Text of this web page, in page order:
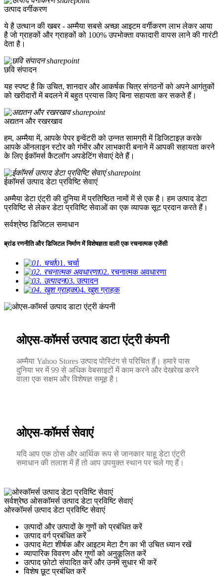
उत्पाद वर्गीकरण
ये है उत्थान की खबर - अम्मैया सबसे अच्छा आइटम वर्गीकरण लाभ लेकर आया
है जो ग्राहकों और ग्राहकों को 100% उपभोक्ता वफादारी वापस लाने की गारंटी
देता है।
छवि संपादन
यह स्पष्ट है कि उचित, शानदार और आकर्षक चित्र संगठनों को अपने आगंतुकों
को खरीदारों में बदलने में बहुत प्रयास किए बिना सहायता कर सकते हैं।
अद्यतन और रखरखाव
हम, अम्मैया में, आपके पेपर इन्वेंटरी को उन्नत सामग्री में डिजिटाइज़ करके
आपके ऑनलाइन स्टोर को गंभीर और लाभकारी बनाने में आपकी सहायता करने
के लिए ईकॉमर्स कैटलॉग अपडेटिंग सेवाएं देते हैं।
ईकॉमर्स उत्पाद डेटा प्रविष्टि सेवाएं
अम्मैया डेटा एंट्री की दुनिया में प्रतिष्ठित नामों में से एक है। हम उत्पाद डेटा
प्रविष्टि से लेकर डेटा प्रविष्टि सेवाओं का एक व्यापक सूट प्रदान करते हैं।
सर्वश्रेष्ठ डिजिटल समाधान
ब्रांड रणनीति और डिजिटल निर्माण में विशेषज्ञता वाली एक रचनात्मक एजेंसी
01. चर्चा
02. रचनात्मक अवधारणा
03. उत्पादन
04. खुश ग्राहक
ओएस-कॉमर्स उत्पाद डाटा एंट्री कंपनी
अम्मैया Yahoo Stores उत्पाद पोस्टिंग से परिचित हैं। हमारे पास
दुनिया भर में 99 से अधिक वेबसाइटों में काम करने और देखरेख करने
वाला एक सक्षम और विशेषज्ञ समूह है।
ओएस-कॉमर्स सेवाएं
यदि आप एक ठोस और आर्थिक रूप से जानकार याहू डेटा एंट्री
समाधान की तलाश में हैं तो आप उपयुक्त स्थान पर चले गए हैं।
सर्वश्रेष्ठ ओसकॉमर्स उत्पाद डेटा प्रविष्टि सेवाएं
ओस्कॉमर्स उत्पाद डेटा प्रविष्टि सेवाएं
उत्पादों और उत्पादों के गुणों को प्रबंधित करें
उत्पाद वर्ग प्रबंधित करें
उत्पाद मेटा शीर्षक और आइटम मेटा टैग का भी उचित ध्यान रखें
व्यापारिक विवरण और गुणों को अनुकूलित करें
उत्पाद फ़ोटो संपादित करें और उनमें सुधार भी करें
विशेष छूट प्रबंधित करें